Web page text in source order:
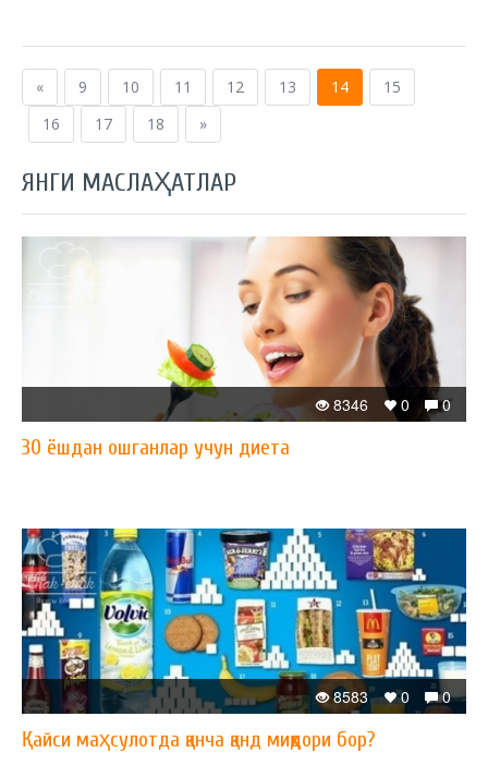
« 9 10 11 12 13 14
15
16
17 18 »
ЯНГИ МАСЛАҲАТЛАР
0
0
8346
30 ёшдан ошганлар учун диета
0
0
8583
Қайси маҳсулотда қанча қанд миқдори бор?